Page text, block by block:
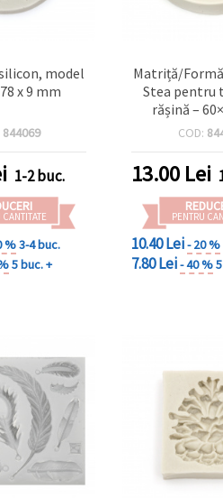
model
x 9 mm
844069
1-2 buc.
CANTITATE
%3-4 buc.
5 buc. +
Matriță/
Stea pentru
rășină –
cavitate stea
epoxidică/
COD:
13.00 Lei
PENTRU
10.40 Lei- 20 %
7.80 Lei- 40 %